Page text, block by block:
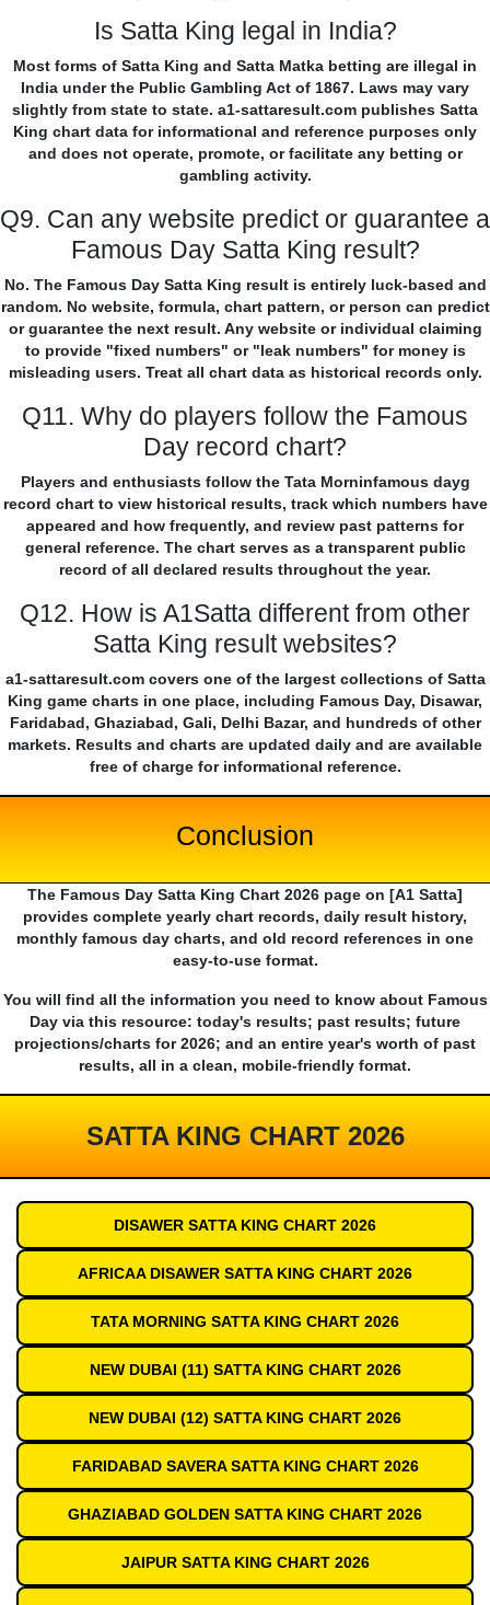
Is Satta King legal in India?
Most forms of Satta King and Satta Matka betting are illegal in
India under the Public Gambling Act of 1867. Laws may vary
slightly from state to state. a1-sattaresult.com publishes Satta
King chart data for informational and reference purposes only
and does not operate, promote, or facilitate any betting or
gambling activity.
Q9. Can any website predict or guarantee a
Famous Day Satta King result?
No. The Famous Day Satta King result is entirely luck-based and
random. No website, formula, chart pattern, or person can predict
or guarantee the next result. Any website or individual claiming
to provide "fixed numbers" or "leak numbers" for money is
misleading users. Treat all chart data as historical records only.
Q11. Why do players follow the Famous
Day record chart?
Players and enthusiasts follow the Tata Morninfamous dayg
record chart to view historical results, track which numbers have
appeared and how frequently, and review past patterns for
general reference. The chart serves as a transparent public
record of all declared results throughout the year.
Q12. How is A1Satta different from other
Satta King result websites?
a1-sattaresult.com covers one of the largest collections of Satta
King game charts in one place, including Famous Day, Disawar,
Faridabad, Ghaziabad, Gali, Delhi Bazar, and hundreds of other
markets. Results and charts are updated daily and are available
free of charge for informational reference.
Conclusion
The Famous Day Satta King Chart 2026 page on [A1 Satta]
provides complete yearly chart records, daily result history,
monthly famous day charts, and old record references in one
easy-to-use format.
You will find all the information you need to know about Famous
Day via this resource: today's results; past results; future
projections/charts for 2026; and an entire year's worth of past
results, all in a clean, mobile-friendly format.
SATTA KING CHART 2026
DISAWER SATTA KING CHART 2026
AFRICAA DISAWER SATTA KING CHART 2026
TATA MORNING SATTA KING CHART 2026
NEW DUBAI (11) SATTA KING CHART 2026
NEW DUBAI (12) SATTA KING CHART 2026
FARIDABAD SAVERA SATTA KING CHART 2026
GHAZIABAD GOLDEN SATTA KING CHART 2026
JAIPUR SATTA KING CHART 2026